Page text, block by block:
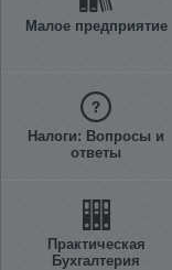
Малое предприятие
Налоги: Вопросы и
ответы
Практическая
Бухгалтерия